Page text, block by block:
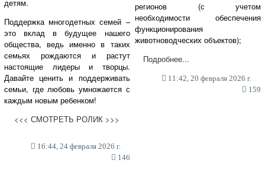
детям.
Поддержка многодетных семей –
это вклад в будущее нашего
общества, ведь именно в таких
семьях рождаются и растут
настоящие лидеры и творцы.
Давайте ценить и поддерживать
семьи, где любовь умножается с
каждым новым ребенком!
<<< СМОТРЕТЬ РОЛИК >>>
16:44, 24 февраля 2026 г.
146
регионов (с учетом
необходимости обеспечения
функционирования
животноводческих объектов);
Подробнее...
11:42, 20 февраля 2026 г.
159